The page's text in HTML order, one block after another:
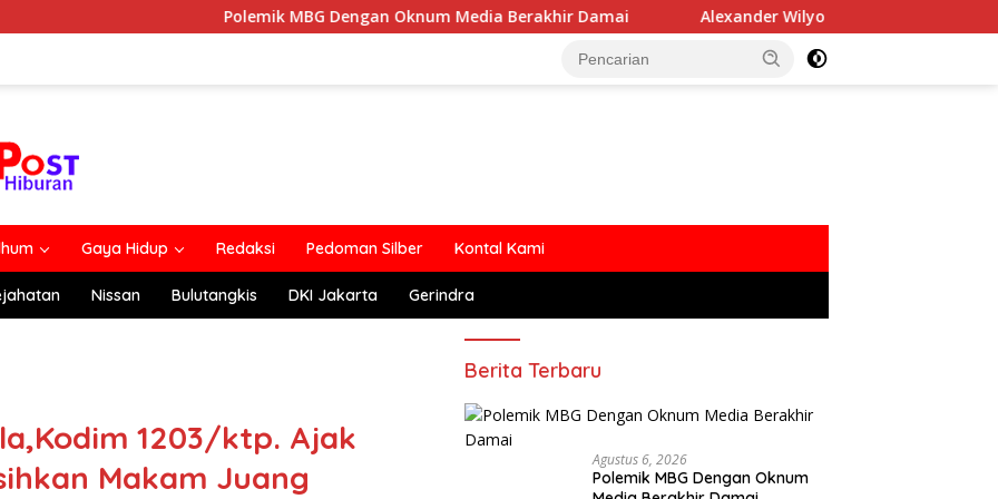
Polemik MBG Dengan Oknum Media Berakhir Damai Alexander Wilyo Kantongi SK Ketua DPC Gerindra
Gaya Hidup Redaksi Pedoman Silber Kontal Kami
Nissan Bulutangkis DKI Jakarta Gerindra
1203/ktp. Ajak
Makam Juang
Berita Terbaru
Agustus 6, 2026
Polemik MBG Dengan Oknum